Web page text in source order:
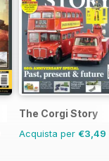
The Corgi Story
Acquista per €3,49